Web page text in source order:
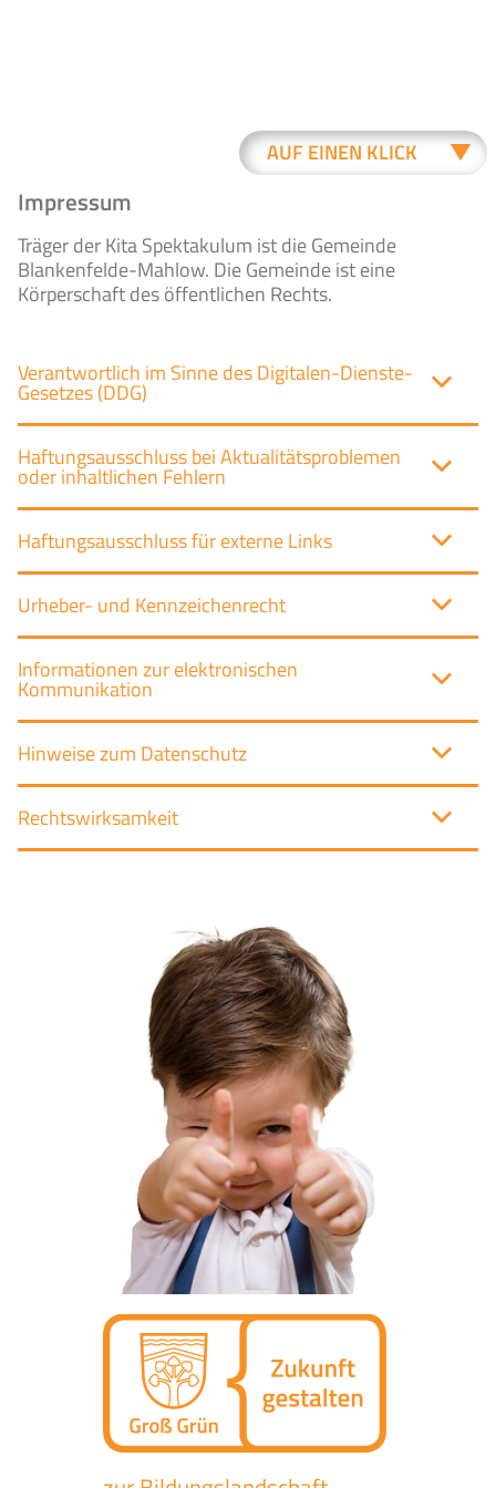
AUF EINEN KLICK
AKTUELLES
KRIPPE GARTEN
VERANSTAL- KONTAKT-
Impressum
Träger der Kita Spektakulum ist die Gemeinde
Blankenfelde-Mahlow. Die Gemeinde ist eine
Körperschaft des öffentlichen Rechts.
Verantwortlich im Sinne des Digitalen-Dienste-
Gesetzes (DDG)
Haftungsausschluss bei Aktualitätsproblemen
oder inhaltlichen Fehlern
Haftungsausschluss für externe Links
Urheber- und Kennzeichenrecht
Informationen zur elektronischen
Kommunikation
Hinweise zum Datenschutz
Rechtswirksamkeit